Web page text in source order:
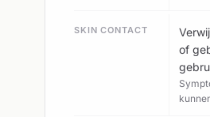
SKIN CONTACT
of